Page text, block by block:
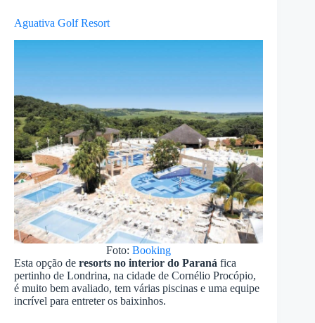
Aguativa Golf Resort
Foto:Booking
Esta opção de resorts no interior do Paraná fica
pertinho de Londrina, na cidade de Cornélio Procópio,
é muito bem avaliado, tem várias piscinas e uma equipe
incrível para entreter os baixinhos.